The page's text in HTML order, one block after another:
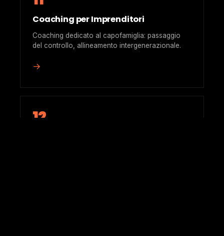
Coaching per Imprenditori
Coaching dedicato al capofamiglia: passaggio
del controllo, allineamento intergenerazionale.
→
12